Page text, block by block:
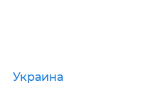
Украина